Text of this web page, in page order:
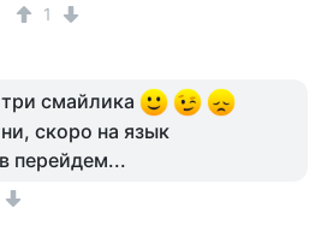
1
смайлика
скоро на язык
перейдем...